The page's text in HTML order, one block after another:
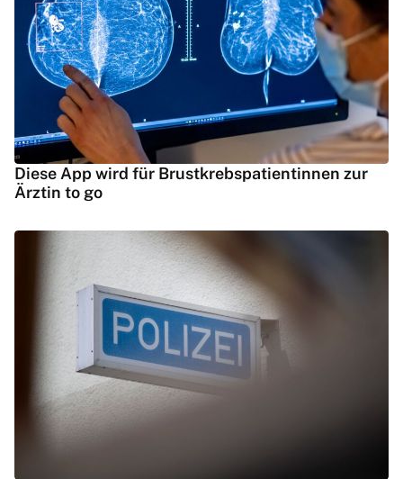
Diese App wird für Brustkrebspatientinnen zur
Ärztin to go